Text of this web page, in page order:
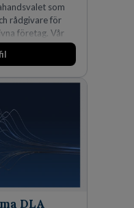
som
rådgivare för
företag. Vår
gett oss en
klienter väljer
DLA